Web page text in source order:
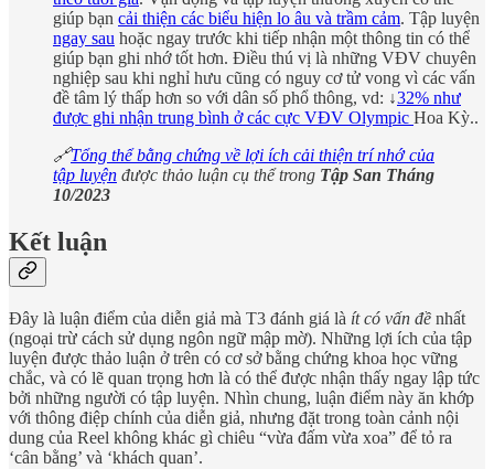
giúp bạn cải thiện các biểu hiện lo âu và trầm cảm. Tập luyện
ngay sau hoặc ngay trước khi tiếp nhận một thông tin có thể
giúp bạn ghi nhớ tốt hơn. Điều thú vị là những VĐV chuyên
nghiệp sau khi nghỉ hưu cũng có nguy cơ tử vong vì các vấn
đề tâm lý thấp hơn so với dân số phổ thông, vd: ↓32% như
được ghi nhận trung bình ở các cực VĐV Olympic Hoa Kỳ..
🔗Tổng thể bằng chứng về lợi ích cải thiện trí nhớ của
tập luyện được thảo luận cụ thể trong Tập San Tháng
10/2023
Kết luận
Đây là luận điểm của diễn giả mà T3 đánh giá là ít có vấn đề nhất
(ngoại trừ cách sử dụng ngôn ngữ mập mờ). Những lợi ích của tập
luyện được thảo luận ở trên có cơ sở bằng chứng khoa học vững
chắc, và có lẽ quan trọng hơn là có thể được nhận thấy ngay lập tức
bởi những người có tập luyện. Nhìn chung, luận điểm này ăn khớp
với thông điệp chính của diễn giả, nhưng đặt trong toàn cảnh nội
dung của Reel không khác gì chiêu “vừa đấm vừa xoa” để tỏ ra
‘cân bằng’ và ‘khách quan’.